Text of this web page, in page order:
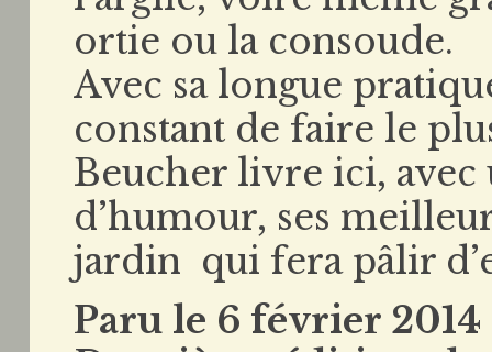
ortie ou la consoude.
Avec sa longue
constant de faire le
Beucher livre ici,
d’humour, ses
jardin qui fera pâlir
Paru le 6 février 2014